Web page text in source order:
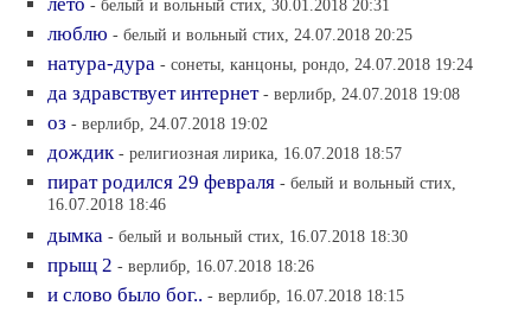
- белый и вольный стих, 30.01.2018 20:31
люблю - белый и вольный стих, 24.07.2018 20:25
натура-дура - сонеты, канцоны, рондо, 24.07.2018 19:24
да здравствует интернет - верлибр, 24.07.2018 19:08
оз - верлибр, 24.07.2018 19:02
дождик - религиозная лирика, 16.07.2018 18:57
пират родился 29 февраля - белый и вольный стих,
16.07.2018 18:46
дымка - белый и вольный стих, 16.07.2018 18:30
прыщ 2 - верлибр, 16.07.2018 18:26
и слово было бог.. - верлибр, 16.07.2018 18:15